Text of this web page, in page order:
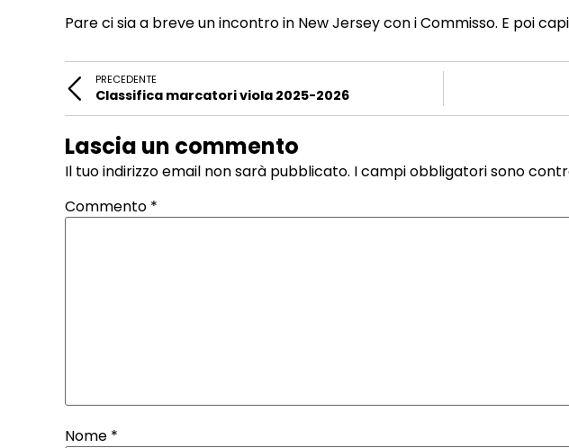
Pare ci sia a breve un incontro in New Jersey con i Commisso. E poi
PRECEDENTE
Classifica marcatori viola 2025-2026
Lascia un commento
Il tuo indirizzo email non sarà pubblicato. I campi obbligatori sono
Commento *
Nome *